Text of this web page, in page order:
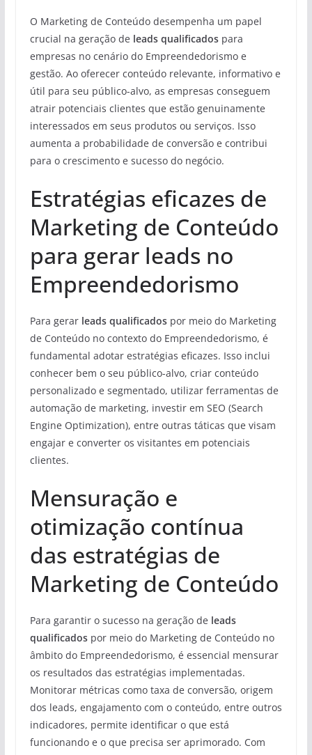
O Marketing de Conteúdo desempenha um papel
crucial na geração de leads qualificadospara
empresas no cenário do Empreendedorismo e
gestão. Ao oferecer conteúdo relevante, informativo e
útil para seu público-alvo, as empresas conseguem
atrair potenciais clientes que estão genuinamente
interessados em seus produtos ou serviços. Isso
aumenta a probabilidade de conversão e contribui
para o crescimento e sucesso do negócio.
Estratégias eficazes de
Marketing de Conteúdo
para gerar leads no
Empreendedorismo
Para gerar leads qualificadospor meio do Marketing
de Conteúdo no contexto do Empreendedorismo, é
fundamental adotar estratégias eficazes. Isso inclui
conhecer bem o seu público-alvo, criar conteúdo
personalizado e segmentado, utilizar ferramentas de
automação de marketing, investir em SEO (Search
Engine Optimization), entre outras táticas que visam
engajar e converter os visitantes em potenciais
clientes.
Mensuração e
otimização contínua
das estratégias de
Marketing de Conteúdo
Para garantir o sucesso na geração de leads
qualificadospor meio do Marketing de Conteúdo no
âmbito do Empreendedorismo, é essencial mensurar
os resultados das estratégias implementadas.
Monitorar métricas como taxa de conversão, origem
dos leads, engajamento com o conteúdo, entre outros
indicadores, permite identificar o que está
funcionando e o que precisa ser aprimorado. Com